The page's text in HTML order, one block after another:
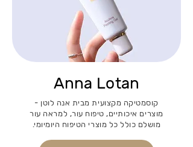
Anna Lotan
קוסמטיקה מקצועית מבית אנה לוטן -
מוצרים איכותיים, טיפוח עור, למראה עור
מושלם כולל כל מוצרי הטיפוח היומיומי.